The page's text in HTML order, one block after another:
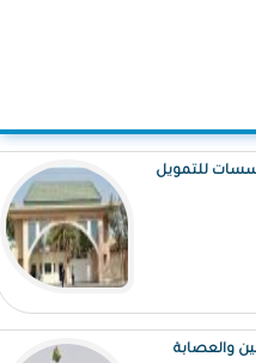
للتمويل
والعصابة